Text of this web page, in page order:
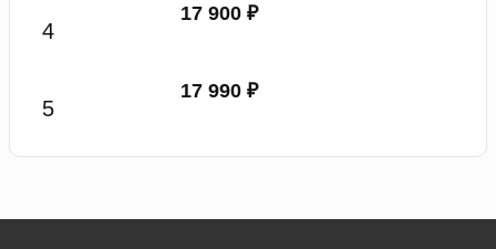
17 900 ₽
17 990 ₽